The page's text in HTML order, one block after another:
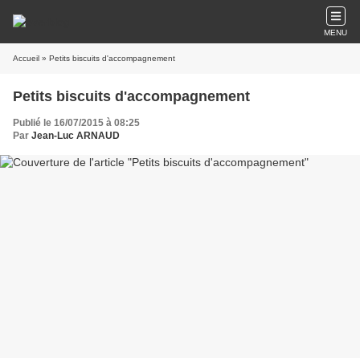
MENU
Accueil » Petits biscuits d'accompagnement
Petits biscuits d'accompagnement
Publié le 16/07/2015 à 08:25
Par Jean-Luc ARNAUD